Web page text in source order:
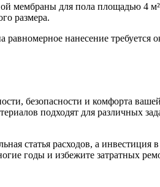
мембраны для пола площадью 4
размера.
нанесение требуется
безопасности и комфорта
подходят для различных
статья расходов, а
годы и избежите затратных